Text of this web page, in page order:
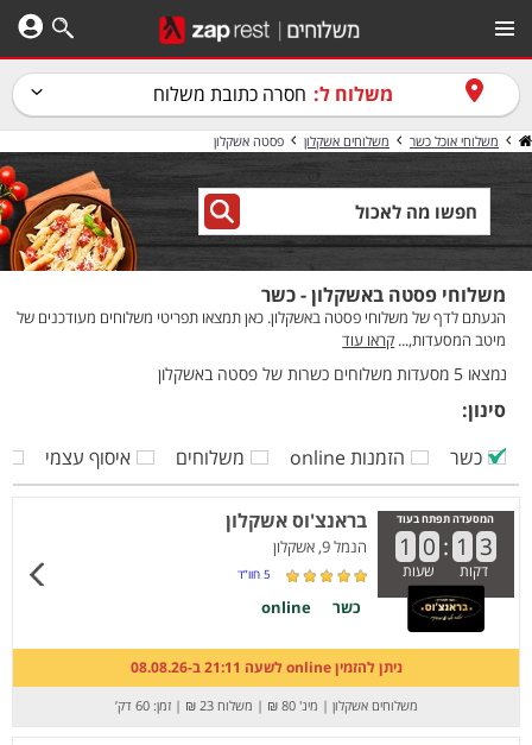
משלוח ל: חסרה כתובת משלוח
משלוחי אוכל כשר משלוחים אשקלון פסטה אשקלון
משלוחי פסטה באשקלון - כשר
הגעתם לדף של משלוחי פסטה באשקלון. כאן תמצאו תפריטי משלוחים מעודכנים של
מיטב המסעדות,... קראו עוד
נמצאו 5 מסעדות משלוחים כשרות של פסטה באשקלון
סינון:
כשר
הזמנות online משלוחים איסוף עצמי
המסעדה תפתח בעוד
1 0 : 1 3
דקות שעות
בראנצ'וס אשקלון
הנמל 9, אשקלון
5 חוו”ד
כשר online
ניתן להזמין online לשעה 21:11 ב-08.08.26
משלוחים אשקלון | מינ' 80 ₪ | משלוח 23 ₪ | זמן: 60 דק’